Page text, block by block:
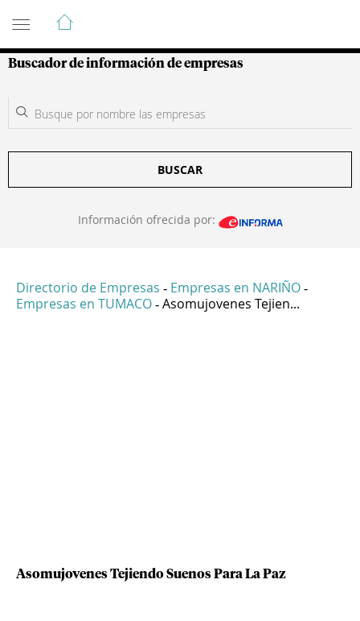
Guía de Empresas Colombianas
Buscador de información de empresas
BUSCAR
Información ofrecida por:
Directorio de Empresas - Empresas en NARIÑO -
Empresas en TUMACO - Asomujovenes Tejien...
Asomujovenes Tejiendo Suenos Para La Paz